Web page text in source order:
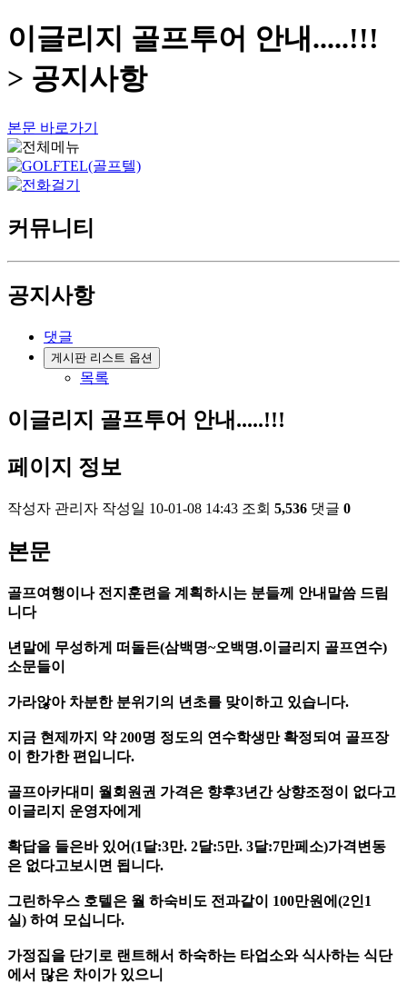
이글리지 골프투어 안내.....!!!
> 공지사항
본문 바로가기
커뮤니티
공지사항
댓글
게시판 리스트 옵션
목록
이글리지 골프투어 안내.....!!!
페이지 정보
작성자 관리자 작성일 10-01-08 14:43 조회 5,536 댓글 0
본문
골프여행이나 전지훈련을 계획하시는 분들께 안내말씀 드림
니다
년말에 무성하게 떠돌든(삼백명~오백명.이글리지 골프연수)
소문들이
가라않아 차분한 분위기의 년초를 맞이하고 있습니다.
지금 현제까지 약 200명 정도의 연수학생만 확정되여 골프장
이 한가한 편입니다.
골프아카대미 월회원권 가격은 향후3년간 상향조정이 없다고
이글리지 운영자에게
확답을 들은바 있어(1달:3만. 2달:5만. 3달:7만페소)가격변동
은 없다고보시면 됩니다.
그린하우스 호텔은 월 하숙비도 전과같이 100만원에(2인1
실) 하여 모십니다.
가정집을 단기로 랜트해서 하숙하는 타업소와 식사하는 식단
에서 많은 차이가 있으니